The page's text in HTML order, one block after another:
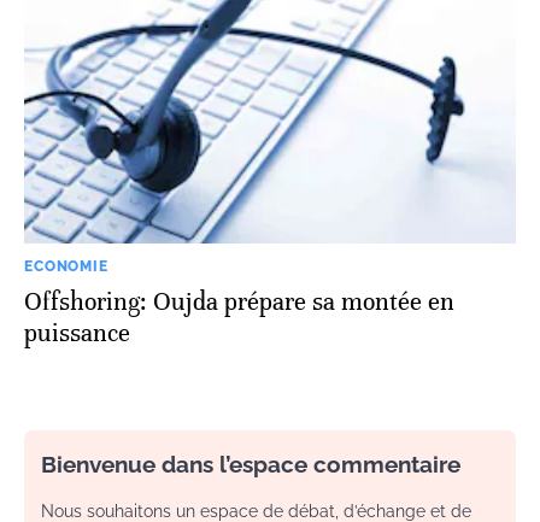
ECONOMIE
Offshoring: Oujda prépare sa montée en
puissance
Bienvenue dans l’espace commentaire
Nous souhaitons un espace de débat, d’échange et de